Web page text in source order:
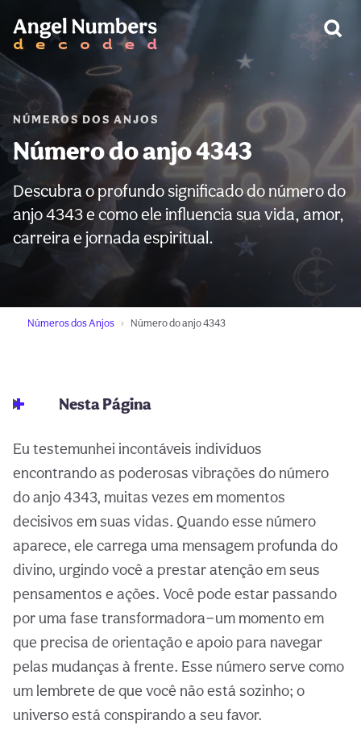
NÚMEROS DOS ANJOS
Número do anjo 4343
Descubra o profundo significado do número do
anjo 4343 e como ele influencia sua vida, amor,
carreira e jornada espiritual.
Números dos Anjos Número do anjo 4343
Nesta Página
Eu testemunhei incontáveis indivíduos
encontrando as poderosas vibrações do número
do anjo 4343, muitas vezes em momentos
decisivos em suas vidas. Quando esse número
aparece, ele carrega uma mensagem profunda do
divino, urgindo você a prestar atenção em seus
pensamentos e ações. Você pode estar passando
por uma fase transformadora—um momento em
que precisa de orientação e apoio para navegar
pelas mudanças à frente. Esse número serve como
um lembrete de que você não está sozinho; o
universo está conspirando a seu favor.
AVISO: